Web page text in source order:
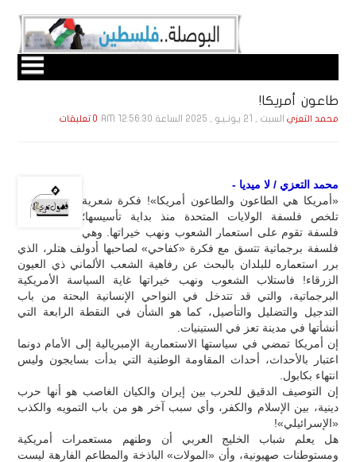
طاعون أمريكا!
محمد التعزي السبت , 21 يـونـيـو , 2025 الساعة 12:56:30 AM 0 تعليقات
محمد التعزي / لا ميديا -
«أمريكا هي الطاعون والطاعون أمريكا»! فكرة شعرية
تلخص فلسفة الولايات المتحدة منذ بداية تأسيسها؛
فلسفة تقوم على استعمار الشعوب ونهب خيراتها. وهي
فلسفة برجماتية تتسق مع فكرة «كفاحي» لصاحبها أدولف هتلر، الذي
برر استعماره للبلدان بالبحث عن رفاهية الشعب الألماني ذي العيون
الزرقاء! فاستلاب الشعوب ونهب خيراتها غاية السياسة الأمريكية
البرجماتية، والتي قد تتدخل في النواحي الإنسانية البحتة من باب
التدجيل والتضليل والتأصيل، كما هو الشأن في النقطة الرابعة التي
أنشأتها في مدينة تعز في الستينيات.
إن أمريكا تمضي في سياستها الاستعمارية الإمبريالية إلى الأمام دونما
اعتبار بالأحداث، أحداث المقاومة الوطنية التي بدأت بسايجون وليس
انتهاء بكابول.
إن التوصيف الدقيق للحرب بين إيران والكيان الغاصب هو أنها حرب
دينية، بين الإسلام والكفر، وأي سبب آخر هو من باب التمويه والكذب
«الإسرائيلي»!
هل يعلم شباب الخليج العربي أن وطنهم مستعمرات أمريكية
ومستوطنات صهيونية، وأن «المولات» الباذخة والمطاعم الفارهة ليست